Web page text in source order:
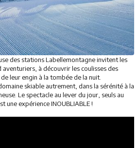
des stations Labellemontagne invitent les
à découvrir les coulisses des
leur engin à la tombée de la nuit.
skiable autrement, dans la sérénité à la
Le spectacle au lever du jour, seuls au
une expérience INOUBLIABLE !